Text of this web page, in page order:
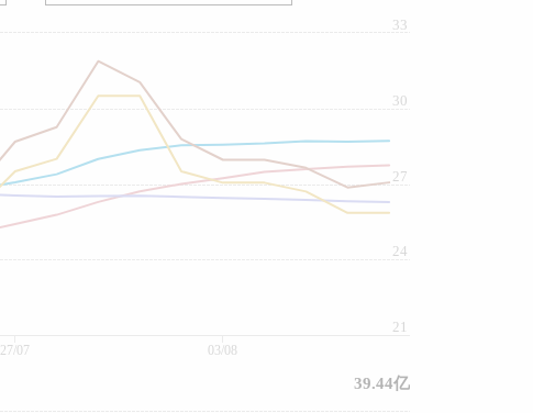
21
24
27
30
33
27/07 03/08
39.44亿